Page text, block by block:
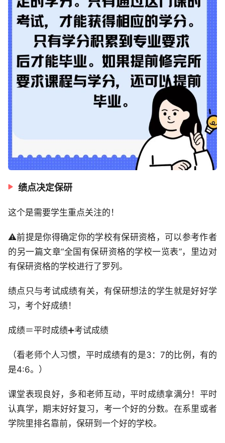
绩点决定保研
这个是需要学生重点关注的！
⚠️前提是你得确定你的学校有保研资格，可以参考作者
的另一篇文章“全国有保研资格的学校一览表”，里边对
有保研资格的学校进行了罗列。
绩点只与考试成绩有关，有保研想法的学生就是好好学
习，考个好成绩！
成绩＝平时成绩➕考试成绩
（看老师个人习惯，平时成绩有的是3：7的比例，有的
是4:6。）
课堂表现良好，多和老师互动，平时成绩拿满分！平时
认真学，期末好好复习，考一个好的分数。在系里或者
学院里排名靠前，保研到一个好的学校。